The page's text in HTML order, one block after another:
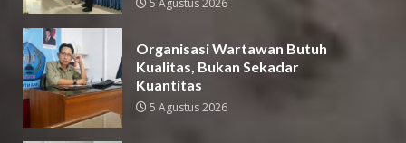
5 Agustus 2026
Organisasi Wartawan Butuh
Kualitas, Bukan Sekadar
Kuantitas
5 Agustus 2026